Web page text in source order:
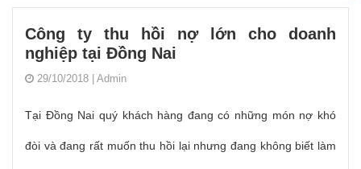
Công ty thu hồi nợ lớn cho doanh
nghiệp tại Đồng Nai
29/10/2018 Admin
Tại Đồng Nai quý khách hàng đang có những món nợ khó
đòi và đang rất muốn thu hồi lại nhưng đang không biết làm